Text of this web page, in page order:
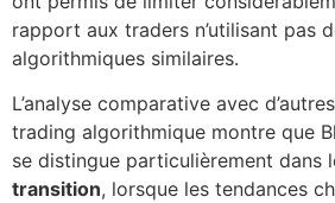
rapport aux traders n’utilisant pas
algorithmiques similaires.
L’analyse comparative avec
trading algorithmique montre que
se distingue particulièrement dans
transition, lorsque les tendances